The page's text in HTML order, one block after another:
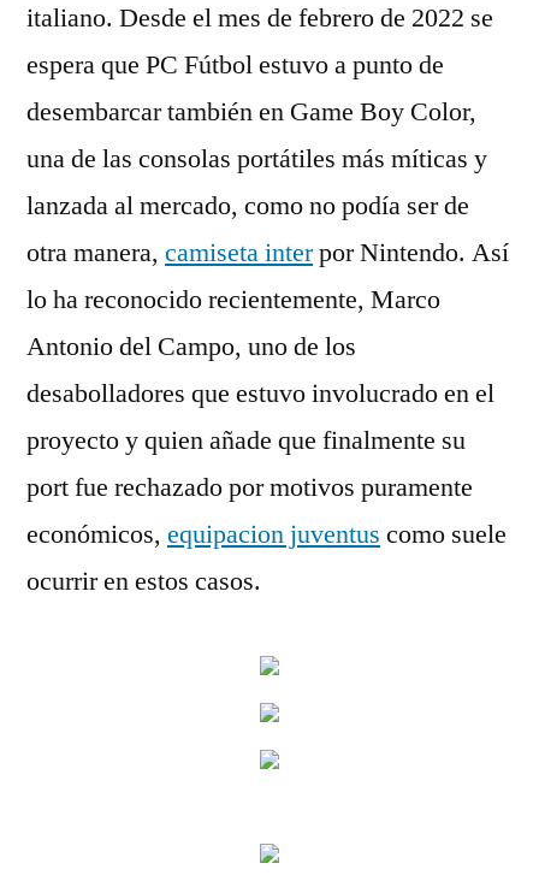
italiano. Desde el mes de febrero de 2022 se
espera que PC Fútbol estuvo a punto de
desembarcar también en Game Boy Color,
una de las consolas portátiles más míticas y
lanzada al mercado, como no podía ser de
otra manera, camiseta interpor Nintendo. Así
lo ha reconocido recientemente, Marco
Antonio del Campo, uno de los
desabolladores que estuvo involucrado en el
proyecto y quien añade que finalmente su
port fue rechazado por motivos puramente
económicos, equipacion juventus como suele
ocurrir en estos casos.